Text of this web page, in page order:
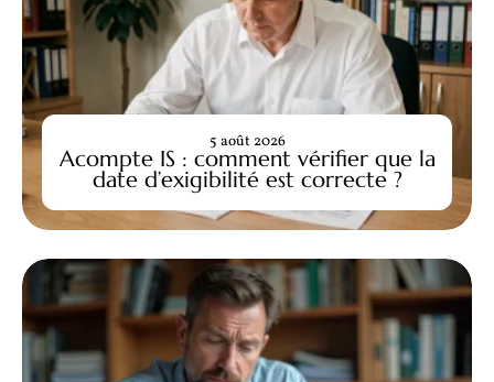
Acompte IS : comment vérifier que la
date d’exigibilité est correcte ?
5 août 2026